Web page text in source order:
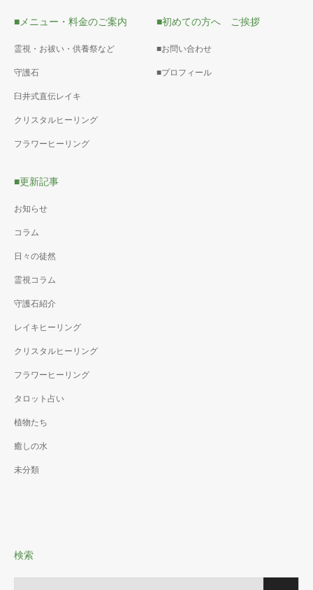
■メニュー・料金のご案内
霊視・お祓い・供養祭など
守護石
臼井式直伝レイキ
クリスタルヒーリング
フラワーヒーリング
■初めての方へ ご挨拶
■お問い合わせ
■プロフィール
■更新記事
お知らせ
コラム
日々の徒然
霊視コラム
守護石紹介
レイキヒーリング
クリスタルヒーリング
フラワーヒーリング
タロット占い
植物たち
癒しの水
未分類
検索